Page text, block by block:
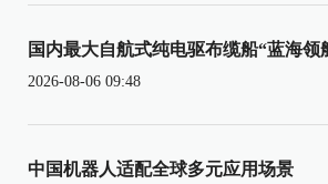
国内最大自航式纯电驱布缆船“蓝海领
2026-08-06 09:48
中国机器人适配全球多元应用场景